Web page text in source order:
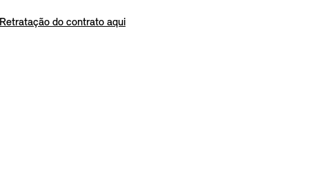
Retratação do contrato aqui